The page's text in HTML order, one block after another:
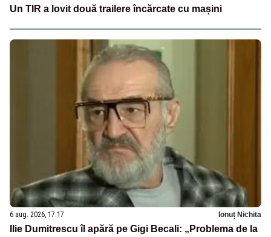
Un TIR a lovit două trailere încărcate cu mașini
6 aug. 2026, 17:17 Ionuț Nichita
Ilie Dumitrescu îl apără pe Gigi Becali: „Problema de la